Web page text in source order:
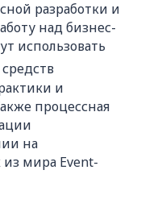
разработки и
над бизнес-
использовать
и
процессная
на
мира Event-